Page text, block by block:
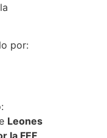
por:
Leones
la FEF,